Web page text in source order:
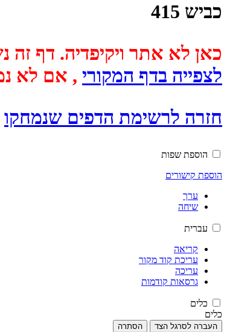
כביש 415
כאן לא אתר ויקיפדיה. דף זה נשמר אוטומטית
לצפייה בדף המקורי , אם לא
חזרה לרשימת הדפים שנמחקו
הוספת שפות
הוספת קישורים
ערך
שיחה
עברית
קריאה
עריכת קוד מקור
עריכה
גרסאות קודמות
כלים
כלים
העברה לסרגל הצד הסתרה